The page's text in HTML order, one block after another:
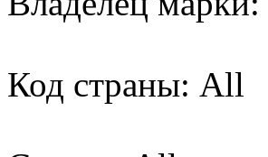
Код страны: All